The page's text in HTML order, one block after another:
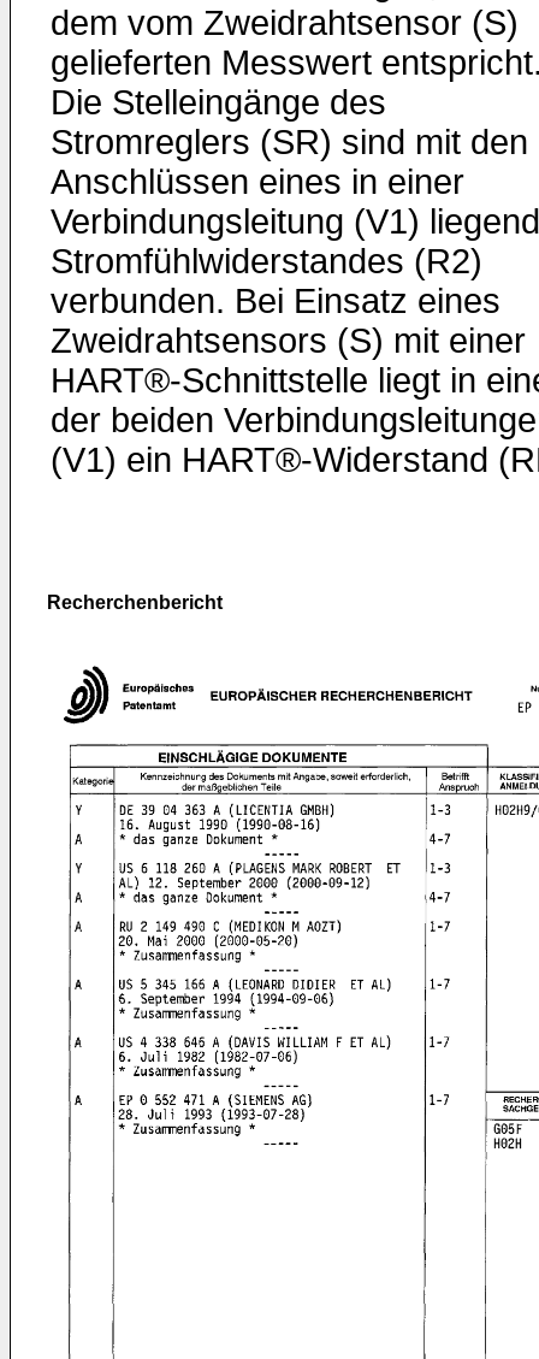
dem vom Zweidrahtsensor (S)
gelieferten Messwert
Die Stelleingänge des
Stromreglers (SR) sind mit den
Anschlüssen eines in einer
Verbindungsleitung (V1)
Stromfühlwiderstandes (R2)
verbunden. Bei Einsatz eines
Zweidrahtsensors (S) mit einer
HART®-Schnittstelle liegt in
der beiden
(V1) ein HART®-Widerstand
Recherchenbericht